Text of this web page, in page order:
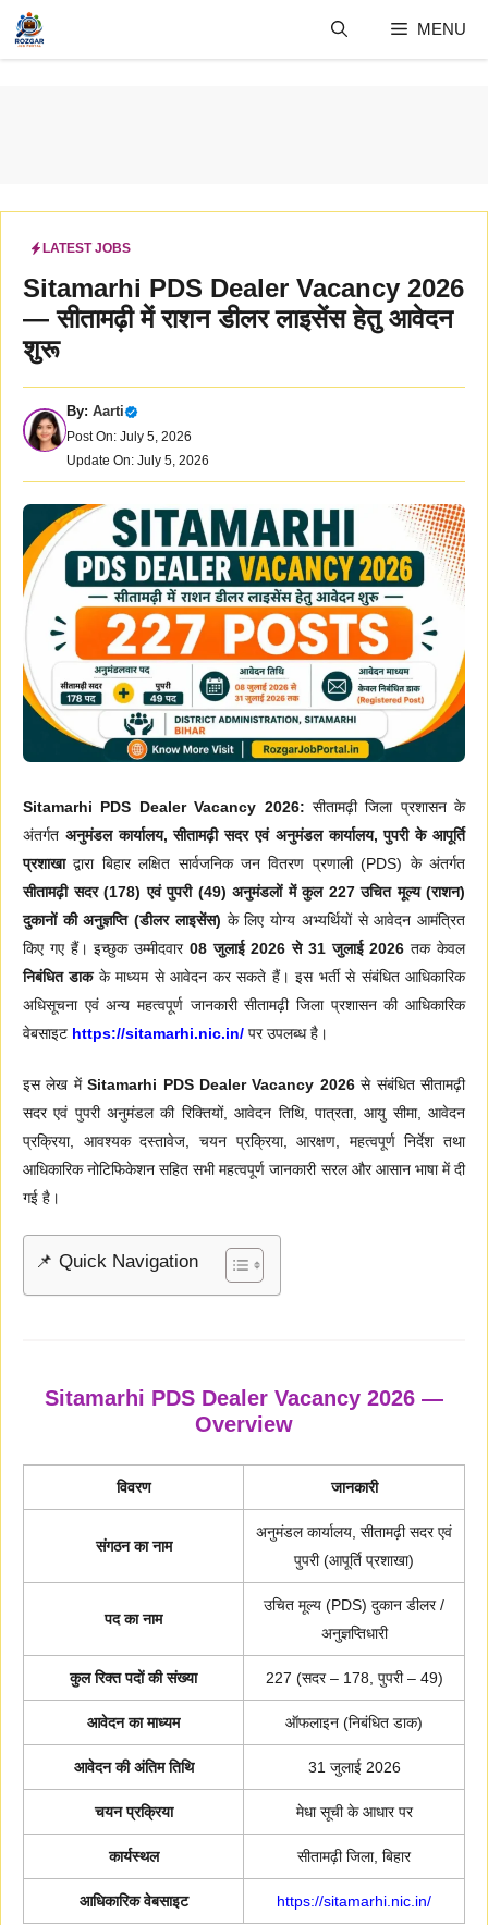
Skip
MENU
LATEST JOBS
Sitamarhi PDS Dealer Vacancy 2026
— सीतामढ़ी में राशन डीलर लाइसेंस हेतु आवेदन
शुरू
By: Aarti
Post On: July 5, 2026
Update On: July 5, 2026
Sitamarhi PDS Dealer Vacancy 2026: सीतामढ़ी जिला प्रशासन के
अंतर्गत अनुमंडल कार्यालय, सीतामढ़ी सदर एवं अनुमंडल कार्यालय, पुपरी के आपूर्ति
प्रशाखाद्वारा बिहार लक्षित सार्वजनिक जन वितरण प्रणाली (PDS) के अंतर्गत
सीतामढ़ी सदर (178) एवं पुपरी (49) अनुमंडलों में कुल 227 उचित मूल्य (राशन)
दुकानों की अनुज्ञप्ति (डीलर लाइसेंस) के लिए योग्य अभ्यर्थियों से आवेदन आमंत्रित
किए गए हैं। इच्छुक उम्मीदवार 08 जुलाई 2026 से 31 जुलाई 2026 तक केवल
निबंधित डाकके माध्यम से आवेदन कर सकते हैं। इस भर्ती से संबंधित आधिकारिक
अधिसूचना एवं अन्य महत्वपूर्ण जानकारी सीतामढ़ी जिला प्रशासन की आधिकारिक
वेबसाइट https://sitamarhi.nic.in/ पर उपलब्ध है।
इस लेख मेंSitamarhi PDS Dealer Vacancy 2026से संबंधित सीतामढ़ी
सदर एवं पुपरी अनुमंडल की रिक्तियों, आवेदन तिथि, पात्रता, आयु सीमा, आवेदन
प्रक्रिया, आवश्यक दस्तावेज, चयन प्रक्रिया, आरक्षण, महत्वपूर्ण निर्देश तथा
आधिकारिक नोटिफिकेशन सहित सभी महत्वपूर्ण जानकारी सरल और आसान भाषा में दी
गई है।
📌 Quick Navigation
Sitamarhi PDS Dealer Vacancy 2026 —
Overview
विवरण जानकारी
संगठन का नाम
अनुमंडल कार्यालय, सीतामढ़ी सदर एवं
पुपरी (आपूर्ति प्रशाखा)
पद का नाम
उचित मूल्य (PDS) दुकान डीलर /
अनुज्ञप्तिधारी
कुल रिक्त पदों की संख्या 227 (सदर – 178, पुपरी – 49)
आवेदन का माध्यम ऑफलाइन (निबंधित डाक)
आवेदन की अंतिम तिथि 31 जुलाई 2026
चयन प्रक्रिया मेधा सूची के आधार पर
कार्यस्थल सीतामढ़ी जिला, बिहार
आधिकारिक वेबसाइट https://sitamarhi.nic.in/